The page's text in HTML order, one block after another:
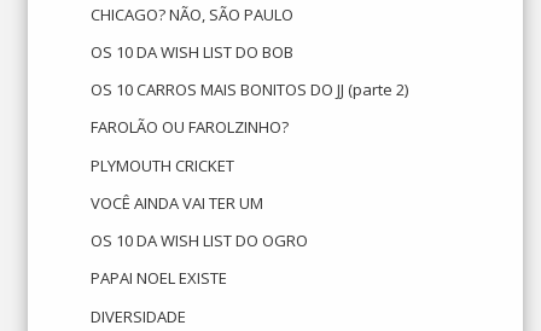
CHICAGO? NÃO, SÃO PAULO
OS 10 DA WISH LIST DO BOB
OS 10 CARROS MAIS BONITOS DO JJ (parte 2)
FAROLÃO OU FAROLZINHO?
PLYMOUTH CRICKET
VOCÊ AINDA VAI TER UM
OS 10 DA WISH LIST DO OGRO
PAPAI NOEL EXISTE
DIVERSIDADE